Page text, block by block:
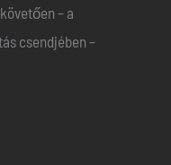
– a
csendjében –